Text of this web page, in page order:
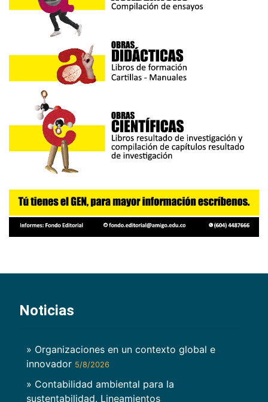
Noticias
» Organizaciones en un contexto global e
innovador 5/8/2026
» Contabilidad ambiental para la
sustentabilidad. Lineamientos